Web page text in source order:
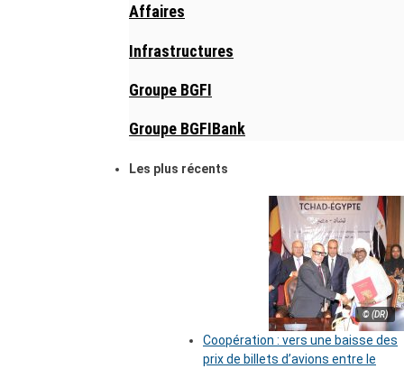
Affaires
Infrastructures
Groupe BGFI
Groupe BGFIBank
Les plus récents
© (DR)
Coopération : vers une baisse des
prix de billets d’avions entre le